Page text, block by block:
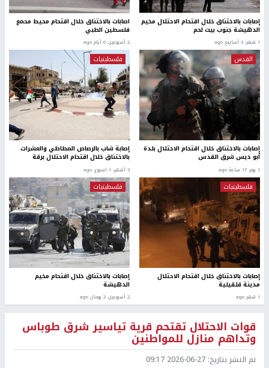
إصابات بالاختناق خلال اقتحام الاحتلال مخيم
الدهيشة جنوب بيت لحم
1 شهر، 3 أسابيع ago
اصابات بالاختناق خلال اقتحام محيط محمع
فلسطين الطبي
2 أسبوعين، 6 أيام ago
القدس
إصابات بالاختناق خلال اقتحام الاحتلال بلدة
أبو ديس شرق القدس
1 يوم، 17 ساعة ago
فلسطينيات
إصابة شاب بالرصاص المطاطي والعشرات
بالاختناق خلال اقتحام الاحتلال برقة
3 أشهر، 1 اسبوع. ago
فلسطينيات
إصابات بالاختناق خلال اقتحام الاحتلال
مدينة قلقيلية
1 شهر ago
فلسطينيات
إصابات بالاختناق خلال اقتحام مخيم
الدهيشة
2 أسبوعين، 2 يومان ago
قوات الاحتلال تقتحم قرية تياسير شرق طوباس
وتداهم منازل للمواطنين
تم النشر بتاريخ: 2026-06-27 09:17